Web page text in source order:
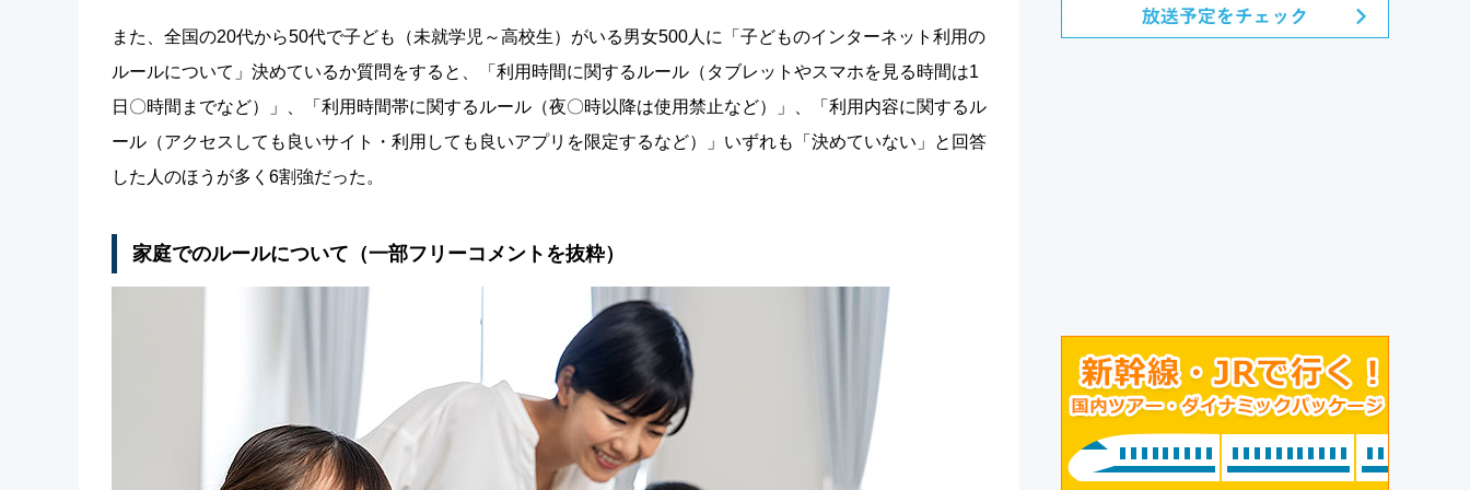
また、全国の20代から50代で子ども（未就学児～高校生）がいる男女500人に「子どものインターネット利用の
ルールについて」決めているか質問をすると、「利用時間に関するルール（タブレットやスマホを見る時間は1
日〇時間までなど）」、「利用時間帯に関するルール（夜〇時以降は使用禁止など）」、「利用内容に関するル
ール（アクセスしても良いサイト・利用しても良いアプリを限定するなど）」いずれも「決めていない」と回答
した人のほうが多く6割強だった。
家庭でのルールについて（一部フリーコメントを抜粋）